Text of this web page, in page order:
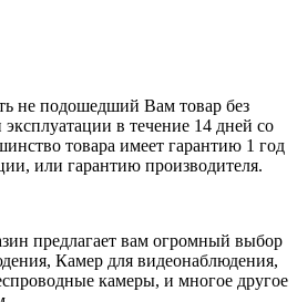
не подошедший Вам товар без
эксплуатации в течение 14 дней со
товара имеет гарантию 1 год
или гарантию производителя.
предлагает вам огромный выбор
Камер для видеонаблюдения,
камеры, и многое другое